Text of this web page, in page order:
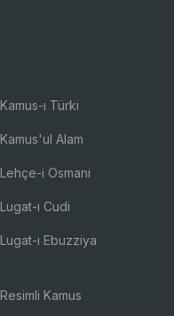
Kamus-ı Türki
Kamus'ul Alam
Lehçe-i Osmani
Lugat-ı Cudi
Lugat-ı Ebuzziya
Resimli Kamus